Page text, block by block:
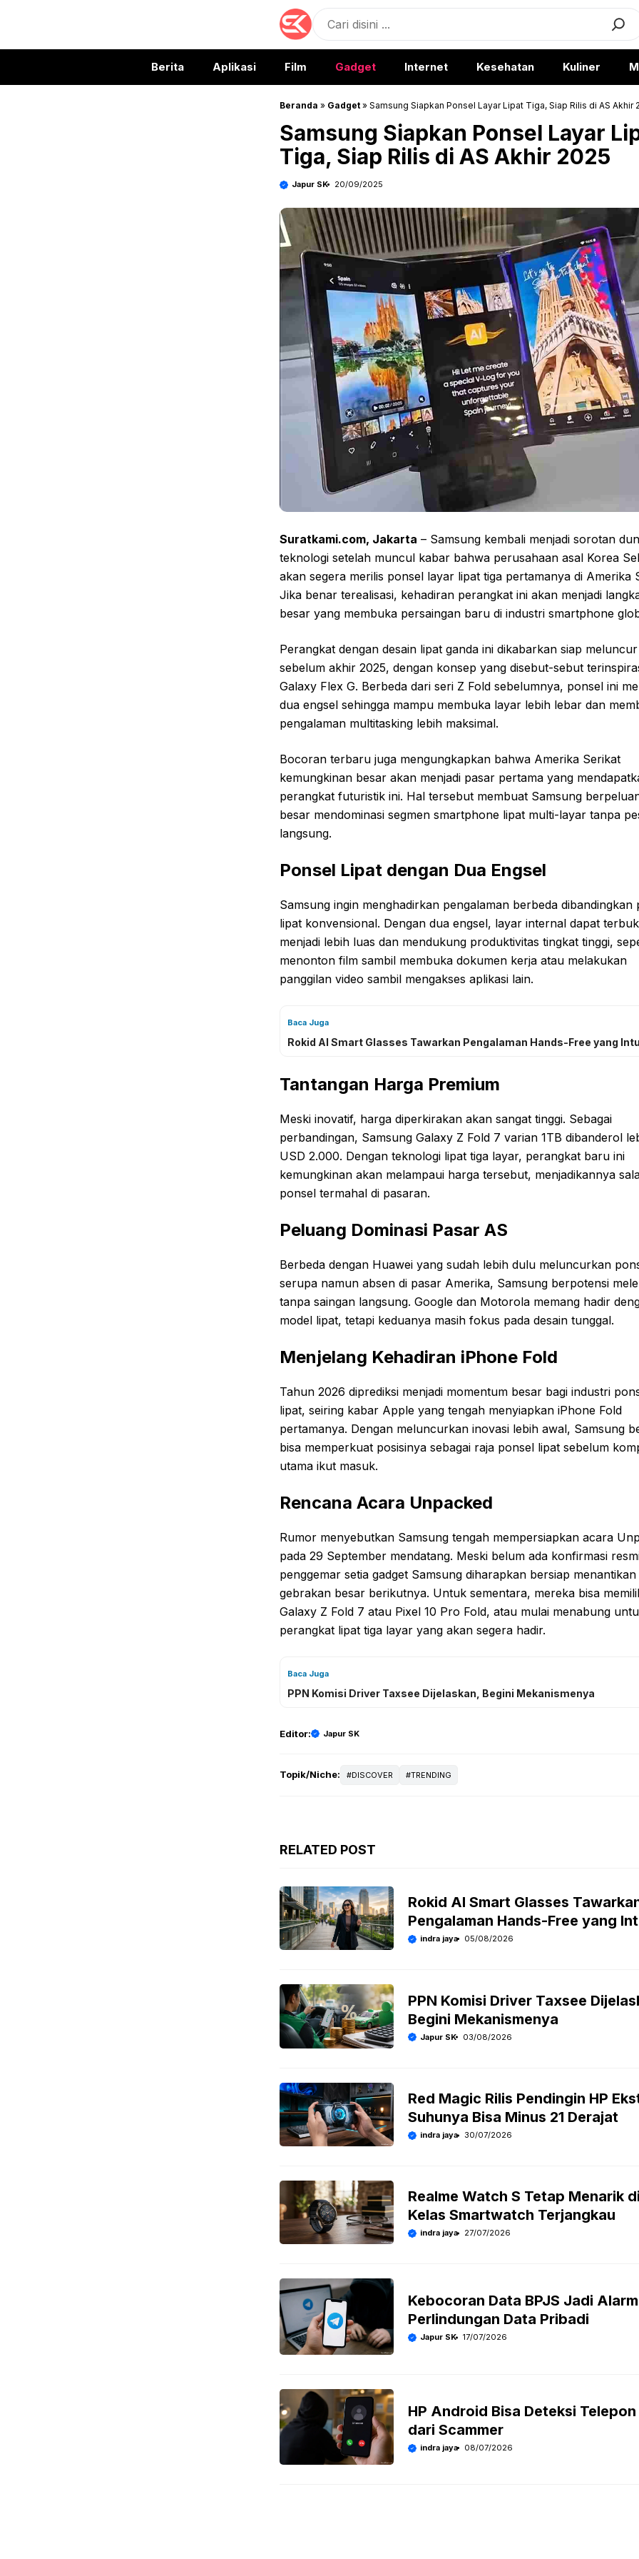
Search
Berita Aplikasi Film Gadget Internet Kesehatan Kuliner
Beranda » Gadget» Samsung Siapkan Ponsel Layar Lipat Tiga, Siap Rilis di AS Akhir
Samsung Siapkan Ponsel Layar
Tiga, Siap Rilis di AS Akhir 2025
Japur SK 20/09/2025
Suratkami.com, Jakarta – Samsung kembali menjadi sorotan
teknologi setelah muncul kabar bahwa perusahaan asal Korea
akan segera merilis ponsel layar lipat tiga pertamanya di Amerika
Jika benar terealisasi, kehadiran perangkat ini akan menjadi
besar yang membuka persaingan baru di industri smartphone
Perangkat dengan desain lipat ganda ini dikabarkan siap meluncur
sebelum akhir 2025, dengan konsep yang disebut-sebut
Galaxy Flex G. Berbeda dari seri Z Fold sebelumnya, ponsel ini
dua engsel sehingga mampu membuka layar lebih lebar dan
pengalaman multitasking lebih maksimal.
Bocoran terbaru juga mengungkapkan bahwa Amerika Serikat
kemungkinan besar akan menjadi pasar pertama yang
perangkat futuristik ini. Hal tersebut membuat Samsung
besar mendominasi segmen smartphone lipat multi-layar tanpa
langsung.
Ponsel Lipat dengan Dua Engsel
Samsung ingin menghadirkan pengalaman berbeda dibandingkan
lipat konvensional. Dengan dua engsel, layar internal dapat
menjadi lebih luas dan mendukung produktivitas tingkat tinggi,
menonton film sambil membuka dokumen kerja atau melakukan
panggilan video sambil mengakses aplikasi lain.
Baca Juga
Rokid AI Smart Glasses Tawarkan Pengalaman Hands-Free yang
Tantangan Harga Premium
Meski inovatif, harga diperkirakan akan sangat tinggi. Sebagai
perbandingan, Samsung Galaxy Z Fold 7 varian 1TB dibanderol
USD 2.000. Dengan teknologi lipat tiga layar, perangkat baru ini
kemungkinan akan melampaui harga tersebut, menjadikannya
ponsel termahal di pasaran.
Peluang Dominasi Pasar AS
Berbeda dengan Huawei yang sudah lebih dulu meluncurkan
serupa namun absen di pasar Amerika, Samsung berpotensi
tanpa saingan langsung. Google dan Motorola memang hadir
model lipat, tetapi keduanya masih fokus pada desain tunggal.
Menjelang Kehadiran iPhone Fold
Tahun 2026 diprediksi menjadi momentum besar bagi industri
lipat, seiring kabar Apple yang tengah menyiapkan iPhone Fold
pertamanya. Dengan meluncurkan inovasi lebih awal, Samsung
bisa memperkuat posisinya sebagai raja ponsel lipat sebelum
utama ikut masuk.
Rencana Acara Unpacked
Rumor menyebutkan Samsung tengah mempersiapkan acara
pada 29 September mendatang. Meski belum ada konfirmasi
penggemar setia gadget Samsung diharapkan bersiap menantikan
gebrakan besar berikutnya. Untuk sementara, mereka bisa
Galaxy Z Fold 7 atau Pixel 10 Pro Fold, atau mulai menabung
perangkat lipat tiga layar yang akan segera hadir.
Baca Juga
PPN Komisi Driver Taxsee Dijelaskan, Begini Mekanismenya
Editor: Japur SK
Topik/Niche: DISCOVER TRENDING
RELATED POST
Rokid AI Smart Glasses
Pengalaman Hands-Free yang
indra jaya 05/08/2026
PPN Komisi Driver Taxsee
Begini Mekanismenya
Japur SK 03/08/2026
Red Magic Rilis Pendingin HP
Suhunya Bisa Minus 21 Derajat
indra jaya 30/07/2026
Realme Watch S Tetap Menarik
Kelas Smartwatch Terjangkau
indra jaya 27/07/2026
Kebocoran Data BPJS Jadi Alarm
Perlindungan Data Pribadi
Japur SK 17/07/2026
HP Android Bisa Deteksi Telepon
dari Scammer
indra jaya 08/07/2026